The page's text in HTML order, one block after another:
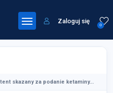
0
Zaloguj się
skazany za podanie ketaminy...